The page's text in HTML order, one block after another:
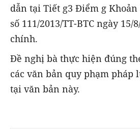
dẫn tại Tiết g3 Điểm g
số 111/2013/TT-BTC ngày 15/
chính.
Đề nghị bà thực hiện đúng
các văn bản quy phạm pháp
tại văn bản này.